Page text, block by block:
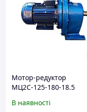
Мотор-редуктор
МЦ2С-125-180-18.5
співвісний
В наявності